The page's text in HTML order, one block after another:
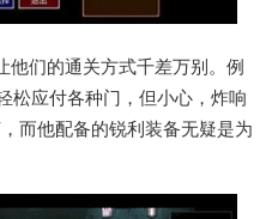
他们的通关方式千差万别。例
松应付各种门，但小心，炸响
而他配备的锐利装备无疑是为